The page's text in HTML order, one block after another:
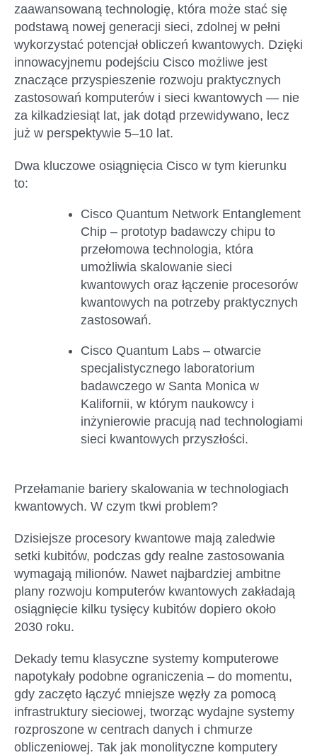
zaawansowaną technologię, która może stać się
podstawą nowej generacji sieci, zdolnej w pełni
wykorzystać potencjał obliczeń kwantowych. Dzięki
innowacyjnemu podejściu Cisco możliwe jest
znaczące przyspieszenie rozwoju praktycznych
zastosowań komputerów i sieci kwantowych — nie
za kilkadziesiąt lat, jak dotąd przewidywano, lecz
już w perspektywie 5–10 lat.
Dwa kluczowe osiągnięcia Cisco w tym kierunku
to:
Cisco Quantum Network Entanglement
Chip – prototyp badawczy chipu to
przełomowa technologia, która
umożliwia skalowanie sieci
kwantowych oraz łączenie procesorów
kwantowych na potrzeby praktycznych
zastosowań.
Cisco Quantum Labs – otwarcie
specjalistycznego laboratorium
badawczego w Santa Monica w
Kalifornii, w którym naukowcy i
inżynierowie pracują nad technologiami
sieci kwantowych przyszłości.
Przełamanie bariery skalowania w technologiach
kwantowych. W czym tkwi problem?
Dzisiejsze procesory kwantowe mają zaledwie
setki kubitów, podczas gdy realne zastosowania
wymagają milionów. Nawet najbardziej ambitne
plany rozwoju komputerów kwantowych zakładają
osiągnięcie kilku tysięcy kubitów dopiero około
2030 roku.
Dekady temu klasyczne systemy komputerowe
napotykały podobne ograniczenia – do momentu,
gdy zaczęto łączyć mniejsze węzły za pomocą
infrastruktury sieciowej, tworząc wydajne systemy
rozproszone w centrach danych i chmurze
obliczeniowej. Tak jak monolityczne komputery